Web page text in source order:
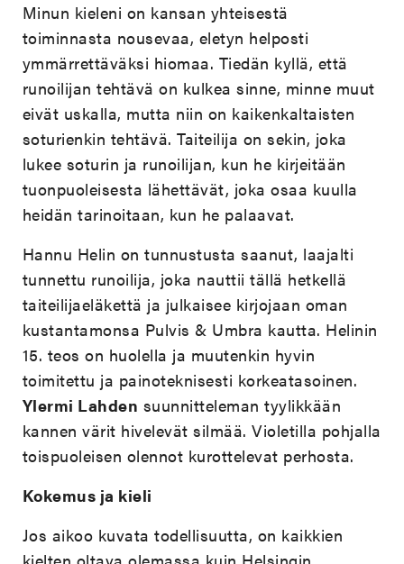
Minun kieleni on kansan yhteisestä
toiminnasta nousevaa, eletyn helposti
ymmärrettäväksi hiomaa. Tiedän kyllä, että
runoilijan tehtävä on kulkea sinne, minne muut
eivät uskalla, mutta niin on kaikenkaltaisten
soturienkin tehtävä. Taiteilija on sekin, joka
lukee soturin ja runoilijan, kun he kirjeitään
tuonpuoleisesta lähettävät, joka osaa kuulla
heidän tarinoitaan, kun he palaavat.
Hannu Helin on tunnustusta saanut, laajalti
tunnettu runoilija, joka nauttii tällä hetkellä
taiteilijaeläkettä ja julkaisee kirjojaan oman
kustantamonsa Pulvis & Umbra kautta. Helinin
15. teos on huolella ja muutenkin hyvin
toimitettu ja painoteknisesti korkeatasoinen.
Ylermi Lahden suunnitteleman tyylikkään
kannen värit hivelevät silmää. Violetilla pohjalla
toispuoleisen olennot kurottelevat perhosta.
Kokemus ja kieli
Jos aikoo kuvata todellisuutta, on kaikkien